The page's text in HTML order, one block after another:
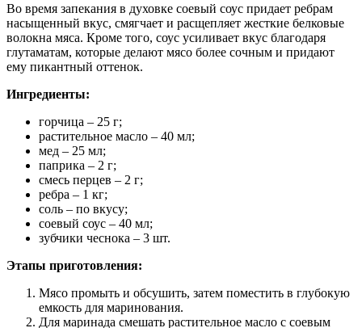
Во время запекания в духовке соевый соус придает ребрам
насыщенный вкус, смягчает и расщепляет жесткие белковые
волокна мяса. Кроме того, соус усиливает вкус благодаря
глутаматам, которые делают мясо более сочным и придают
ему пикантный оттенок.
Ингредиенты:
горчица – 25 г;
растительное масло – 40 мл;
мед – 25 мл;
паприка – 2 г;
смесь перцев – 2 г;
ребра – 1 кг;
соль – по вкусу;
соевый соус – 40 мл;
зубчики чеснока – 3 шт.
Этапы приготовления:
Мясо промыть и обсушить, затем поместить в глубокую
емкость для маринования.
Для маринада смешать растительное масло с соевым